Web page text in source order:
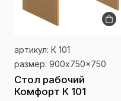
артикул: К 101
размер: 900x750x750
Стол рабочий
Комфорт К 101